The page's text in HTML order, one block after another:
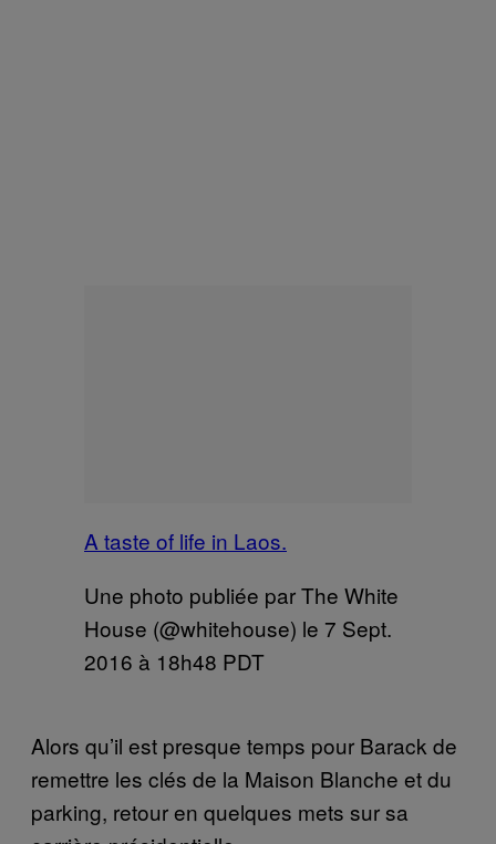
A taste of life in Laos.
Une photo publiée par The White
House (@whitehouse) le 7 Sept.
2016 à 18h48 PDT
Alors qu’il est presque temps pour Barack de
remettre les clés de la Maison Blanche et du
parking, retour en quelques mets sur sa